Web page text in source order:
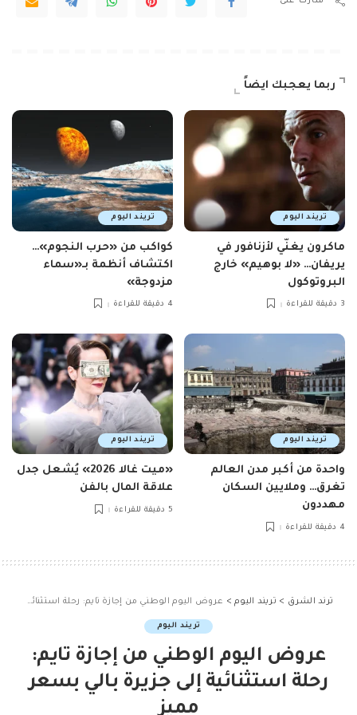
ربما يعجبك ايضاً
تريند اليوم
ماكرون يغنّي لأزنافور في
يريفان… «لا بوهيم» خارج
البروتوكول
3 دقيقة للقراءة
تريند اليوم
كواكب من «حرب النجوم»…
اكتشاف أنظمة بـ«سماء
مزدوجة»
4 دقيقة للقراءة
تريند اليوم
واحدة من أكبر مدن العالم
تغرق… وملايين السكان
مهددون
4 دقيقة للقراءة
تريند اليوم
«ميت غالا 2026» يُشعل جدل
علاقة المال بالفن
5 دقيقة للقراءة
ترند الشرق > تريند اليوم> عروض اليوم الوطني من إجازة تايم: رحلة استثنائية إلى جزيرة بالي بسعر مميز
تريند اليوم
عروض اليوم الوطني من إجازة تايم:
رحلة استثنائية إلى جزيرة بالي بسعر
مميز